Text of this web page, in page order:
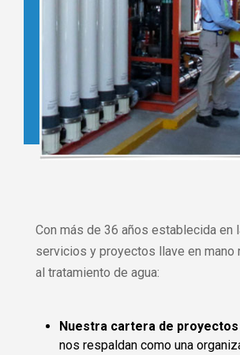
Con más de 36 años establecida en
servicios y proyectos llave en mano
al tratamiento de agua:
Nuestra cartera de
nos respaldan como una